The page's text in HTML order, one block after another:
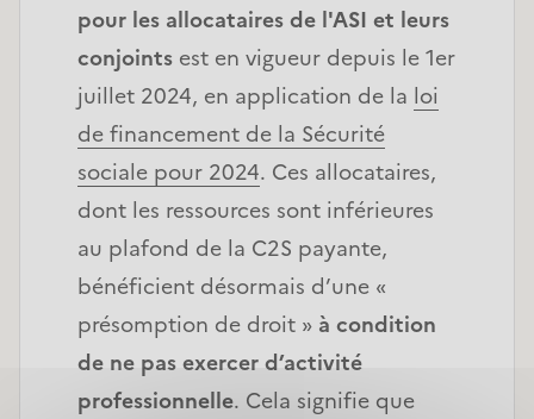
pour les allocataires de l'ASI et leurs
conjoints est en vigueur depuis le 1er
juillet 2024, en application de la loi
de financement de la Sécurité
sociale pour 2024. Ces allocataires,
dont les ressources sont inférieures
au plafond de la C2S payante,
bénéficient désormais d’une «
présomption de droit » à condition
de ne pas exercer d’activité
professionnelle. Cela signifie que